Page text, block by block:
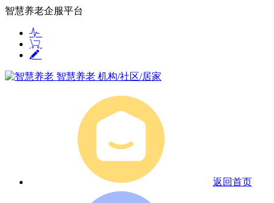
智慧养老企服平台
智慧养老 机构/社区/居家
返回首页